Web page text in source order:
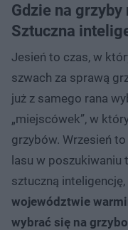
Gdzie na
Sztuczna
Jesień to czas, w
szwach za sprawą
już z samego rana
„miejscówek”, w
grzybów. Wrzesień
lasu w poszukiwaniu
sztuczną inteligencję,
województwie
wybrać się na